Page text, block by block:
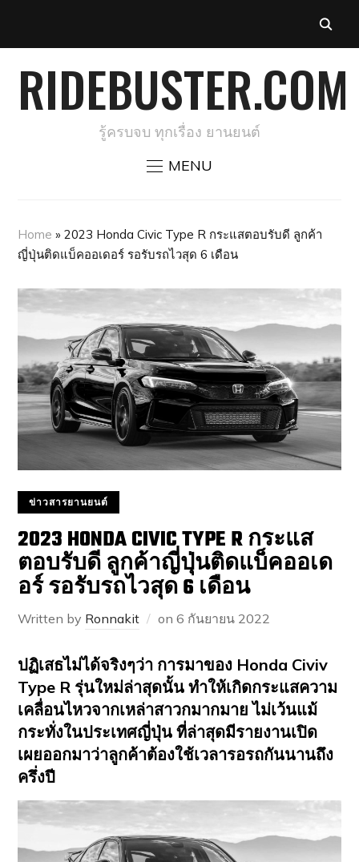
RIDEBUSTER.COM
รู้ครบจบ ทุกเรื่อง ยานยนต์
MENU
Home »2023 Honda Civic Type R กระแสตอบรับดี ลูกค้า
ญี่ปุ่นติดแบ็คออเดอร์ รอรับรถไวสุด 6 เดือน
ข่าวสารยานยนต์
2023 HONDA CIVIC TYPE R กระแส
ตอบรับดี ลูกค้าญี่ปุ่นติดแบ็คออเด
อร์ รอรับรถไวสุด 6 เดือน
Written by Ronnakit on6 กันยายน 2022
ปฏิเสธไม่ได้จริงๆว่า การมาของ Honda Civiv
Type R รุ่นใหม่ล่าสุดนั้น ทำให้เกิดกระแสความ
เคลื่อนไหวจากเหล่าสาวกมากมาย ไม่เว้นแม้
กระทั่งในประเทศญี่ปุ่น ที่ล่าสุดมีรายงานเปิด
เผยออกมาว่าลูกค้าต้องใช้เวลารอรถกันนานถึง
ครึ่งปี